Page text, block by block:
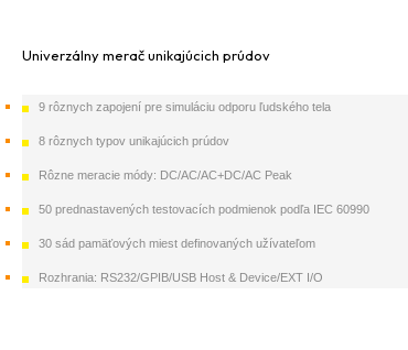
Univerzálny merač unikajúcich prúdov
9 rôznych zapojení pre simuláciu odporu ľudského tela
8 rôznych typov unikajúcich prúdov
Rôzne meracie módy: DC/AC/AC+DC/AC Peak
50 prednastavených testovacích podmienok podľa IEC 60990
30 sád pamäťových miest definovaných užívateľom
Rozhrania: RS232/GPIB/USB Host & Device/EXT I/O